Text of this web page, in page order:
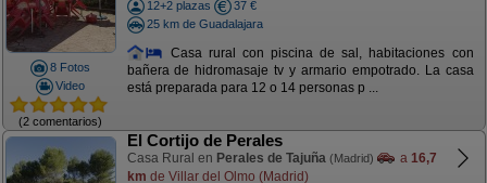
8 Fotos
Video
(2 comentarios)
12+2 plazas
37 €
25 km de Guadalajara
Casa rural con piscina de sal, habitaciones con
bañera de hidromasaje tv y armario empotrado. La casa
está preparada para 12 o 14 personas p ...
El Cortijo de Perales
Casa Rural en Perales de Tajuña (Madrid) a 16,7
km de Villar del Olmo (Madrid)